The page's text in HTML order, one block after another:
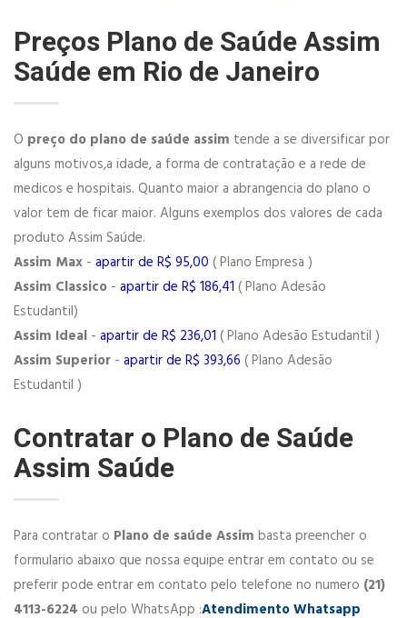
Preços Plano de Saúde Assim
Saúde em Rio de Janeiro
O preço do plano de saúde assim tende a se diversificar por
alguns motivos,a idade, a forma de contratação e a rede de
medicos e hospitais. Quanto maior a abrangencia do plano o
valor tem de ficar maior. Alguns exemplos dos valores de cada
produto Assim Saúde.
Assim Max - apartir de R$ 95,00 ( Plano Empresa )
Assim Classico - apartir de R$ 186,41 ( Plano Adesão
Estudantil)
Assim Ideal - apartir de R$ 236,01 ( Plano Adesão Estudantil )
Assim Superior - apartir de R$ 393,66 ( Plano Adesão
Estudantil )
Contratar o Plano de Saúde
Assim Saúde
Para contratar o Plano de saúde Assim basta preencher o
formulario abaixo que nossa equipe entrar em contato ou se
preferir pode entrar em contato pelo telefone no numero (21)
4113-6224 ou pelo WhatsApp :Atendimento Whatsapp